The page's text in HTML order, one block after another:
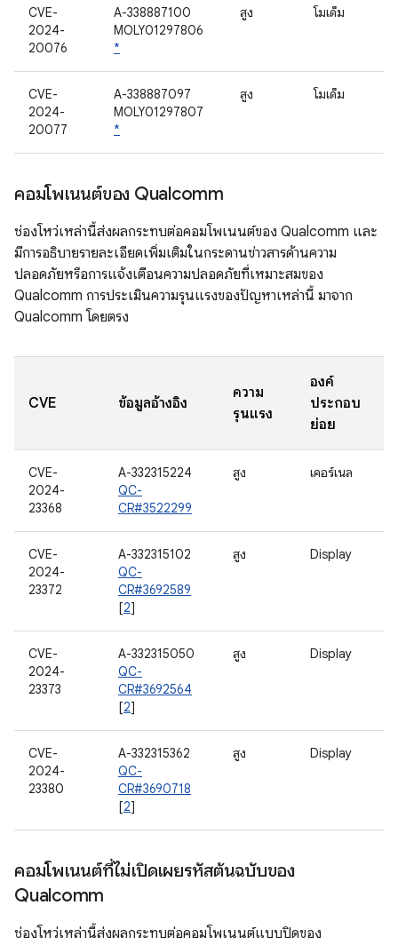
CVE-
2024-
20076
A-338887100
MOLY01297806
*
สูง โมเด็ม
CVE-
2024-
20077
A-338887097
MOLY01297807
*
สูง โมเด็ม
คอมโพเนนต์ของ Qualcomm
ช่องโหว่เหล่านี้ส่งผลกระทบต่อคอมโพเนนต์ของ Qualcomm และ
มีการอธิบายรายละเอียดเพิ่มเติมในกระดานข่าวสารด้านความ
ปลอดภัยหรือการแจ้งเตือนความปลอดภัยที่เหมาะสมของ
Qualcomm การประเมินความรุนแรงของปัญหาเหล่านี้ มาจาก
Qualcomm โดยตรง
CVE ข้อมูลอ้างอิง
ความ
รุนแรง
องค์
ประกอบ
ย่อย
CVE-
2024-
23368
A-332315224
QC-
CR#3522299
สูง เคอร์เนล
CVE-
2024-
23372
A-332315102
QC-
CR#3692589
[2]
สูง Display
CVE-
2024-
23373
A-332315050
QC-
CR#3692564
[2]
สูง Display
CVE-
2024-
23380
A-332315362
QC-
CR#3690718
[2]
สูง Display
คอมโพเนนต์ที่ไม่เปิดเผยรหัสต้นฉบับของ
Qualcomm
ช่องโหว่เหล่านี้ส่งผลกระทบต่อคอมโพเนนต์แบบปิดของ